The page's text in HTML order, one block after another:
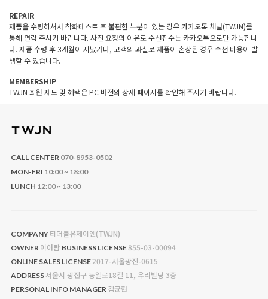
REPAIR
제품을 수령하셔서 착화테스트 후 불편한 부분이 있는 경우 카카오톡 채널(TWJN)를
통해 연락 주시기 바랍니다. 사진 요청의 이유로 수선접수는 카카오톡으로만 가능합니
다. 제품 수령 후 3개월이 지났거나, 고객의 과실로 제품이 손상된 경우 수선 비용이 발
생할 수 있습니다.
MEMBERSHIP
TWJN 회원 제도 및 혜택은 PC 버전의 상세 페이지를 확인해 주시기 바랍니다.
CALL CENTER070-8953-0502
MON-FRI 10:00 ~ 18:00
LUNCH 12:00 ~ 13:00
COMPANY 티더블유제이엔(TWJN)
OWNER 이아람 BUSINESS LICENSE855-03-00094
ONLINE SALES LICENSE2017-서울광진-0615
ADDRESS서울시 광진구 동일로18길 11, 우리빌딩 3층
PERSONAL INFO MANAGER 김균현